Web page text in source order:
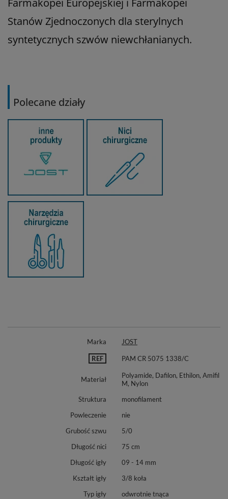
Farmakopei Europejskiej i Farmakopei
Stanów Zjednoczonych dla sterylnych
syntetycznych szwów niewchłanianych.
Polecane działy
Marka JOST
REF PAM CR 5075 1338/C
Materiał
Polyamide, Dafilon, Ethilon, Amifil
M, Nylon
Struktura
monofilament
Powleczenie
nie
Grubość szwu
5/0
Długość nici
75 cm
Długość igły
09 - 14 mm
Kształt igły
3/8 koła
Typ igły
odwrotnie tnąca